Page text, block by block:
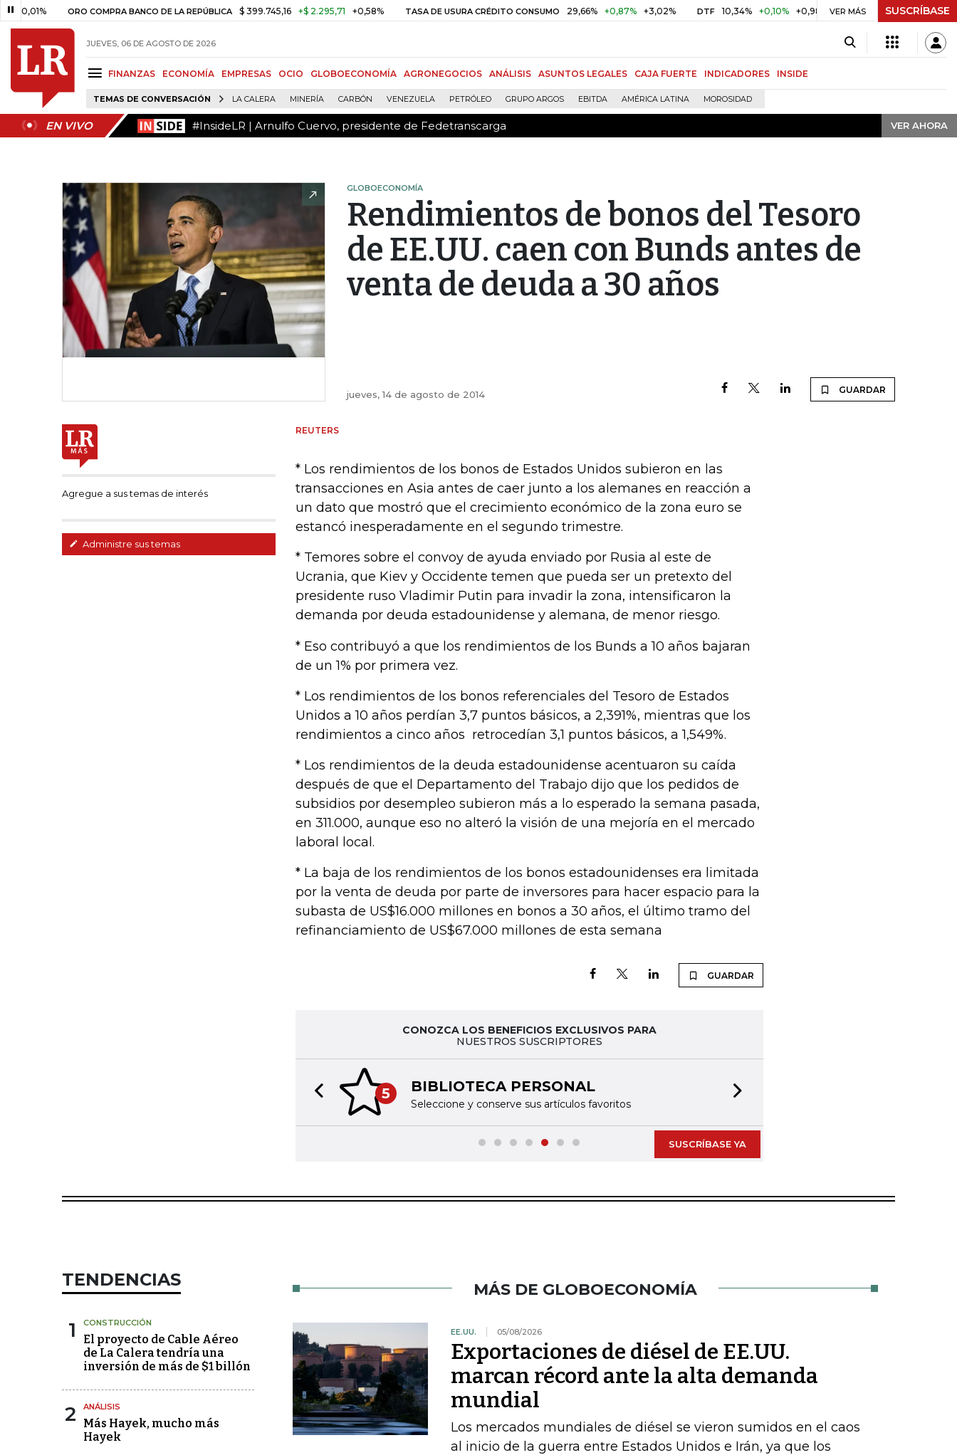
ORO COMPRA BANCO DE LA REPÚBLICA $ 399.745,16 +$ 2.295,71 +0,58% TASA DE USURA CRÉDITO CONSUMO 29,66% +0,87% +3,02% DTF 10,34% +0,10% +0,98% UVR $ 416,86 +$ 0,05 +0,01%
VER MÁS SUSCRÍBASE
JUEVES, 06 DE AGOSTO DE 2026
FINANZAS ECONOMÍA EMPRESAS OCIO GLOBOECONOMÍA AGRONEGOCIOS ANÁLISIS ASUNTOS LEGALES CAJA FUERTE INDICADORES INSIDE
TEMAS DE CONVERSACIÓN LA CALERA MINERÍA CARBÓN VENEZUELA PETRÓLEO GRUPO ARGOS EBITDA AMÉRICA LATINA MOROSIDAD
EN VIVO #InsideLR | Arnulfo Cuervo, presidente de Fedetranscarga VER AHORA
EN VIVO #InsideLR | Arnulfo Cuervo, presidente de Fedetranscarga VER AHORA
GLOBOECONOMÍA
Rendimientos de bonos del Tesoro
de EE.UU. caen con Bunds antes de
venta de deuda a 30 años
jueves, 14 de agosto de 2014 GUARDAR
Agregue a sus temas de interés
Administre sus temas
REUTERS
* Los rendimientos de los bonos de Estados Unidos subieron en las
transacciones en Asia antes de caer junto a los alemanes en reacción a
un dato que mostró que el crecimiento económico de la zona euro se
estancó inesperadamente en el segundo trimestre.
* Temores sobre el convoy de ayuda enviado por Rusia al este de
Ucrania, que Kiev y Occidente temen que pueda ser un pretexto del
presidente ruso Vladimir Putin para invadir la zona, intensificaron la
demanda por deuda estadounidense y alemana, de menor riesgo.
* Eso contribuyó a que los rendimientos de los Bunds a 10 años bajaran
de un 1% por primera vez.
* Los rendimientos de los bonos referenciales del Tesoro de Estados
Unidos a 10 años perdían 3,7 puntos básicos, a 2,391%, mientras que los
rendimientos a cinco años retrocedían 3,1 puntos básicos, a 1,549%.
* Los rendimientos de la deuda estadounidense acentuaron su caída
después de que el Departamento del Trabajo dijo que los pedidos de
subsidios por desempleo subieron más a lo esperado la semana pasada,
en 311.000, aunque eso no alteró la visión de una mejoría en el mercado
laboral local.
* La baja de los rendimientos de los bonos estadounidenses era limitada
por la venta de deuda por parte de inversores para hacer espacio para la
subasta de US$16.000 millones en bonos a 30 años, el último tramo del
refinanciamiento de US$67.000 millones de esta semana
GUARDAR
CONOZCA LOS BENEFICIOS EXCLUSIVOS PARA
NUESTROS SUSCRIPTORES
5 BIBLIOTECA PERSONAL
Seleccione y conserve sus artículos favoritos
Previous slide
SUSCRÍBASE YA
TENDENCIAS
1 CONSTRUCCIÓN
El proyecto de Cable Aéreo
de La Calera tendría una
inversión de más de $1 billón
2 ANÁLISIS
Más Hayek, mucho más
Hayek
MÁS DE GLOBOECONOMÍA
EE.UU. 05/08/2026
Exportaciones de diésel de EE.UU.
marcan récord ante la alta demanda
mundial
Los mercados mundiales de diésel se vieron sumidos en el caos
al inicio de la guerra entre Estados Unidos e Irán, ya que los